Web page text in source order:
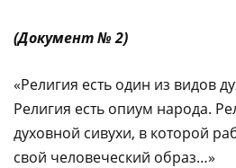
(Документ № 2)
«Религия есть один из видов
Религия есть опиум народа.
духовной сивухи, в которой
свой человеческий образ…»